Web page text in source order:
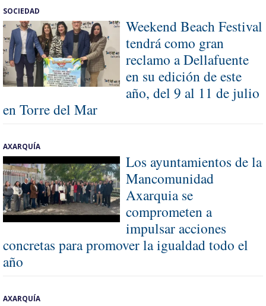
SOCIEDAD
Weekend Beach Festival
tendrá como gran
reclamo a Dellafuente
en su edición de este
año, del 9 al 11 de julio
en Torre del Mar
AXARQUÍA
Los ayuntamientos de la
Mancomunidad
Axarquia se
comprometen a
impulsar acciones
concretas para promover la igualdad todo el
año
AXARQUÍA